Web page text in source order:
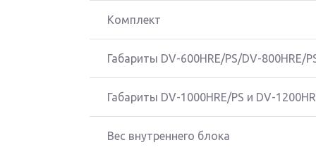
Комплект
Габариты DV-600HRE/PS/DV-800HRE/
Габариты DV-1000HRE/PS и DV-
Вес внутреннего блока